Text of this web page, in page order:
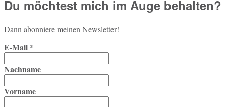
Du möchtest mich im Auge behalten?
Dann abon­nie­re meinen Newsletter!
E-Mail *
Nachname
Vorname